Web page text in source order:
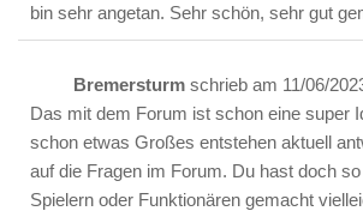
bin sehr angetan. Sehr schön, sehr gut
Bremersturm schrieb am 11/06/
Das mit dem Forum ist schon eine super
schon etwas Großes entstehen aktuell
auf die Fragen im Forum. Du hast doch
Spielern oder Funktionären gemacht